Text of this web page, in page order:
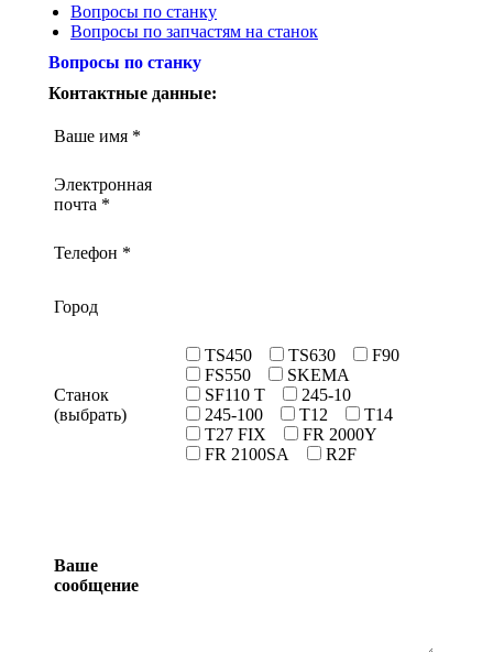
Вопросы по станку
Вопросы по запчастям на станок
Вопросы по станку
Контактные данные:
Ваше имя *
Электронная
почта *
Телефон *
Город
Станок
(выбрать)
TS450 TS630
F90
FS550
SKEMA
SF110 T
245-10
245-100
T12
T14
T27 FIX
FR 2000Y
FR 2100SA
R2F
Ваше
сообщение